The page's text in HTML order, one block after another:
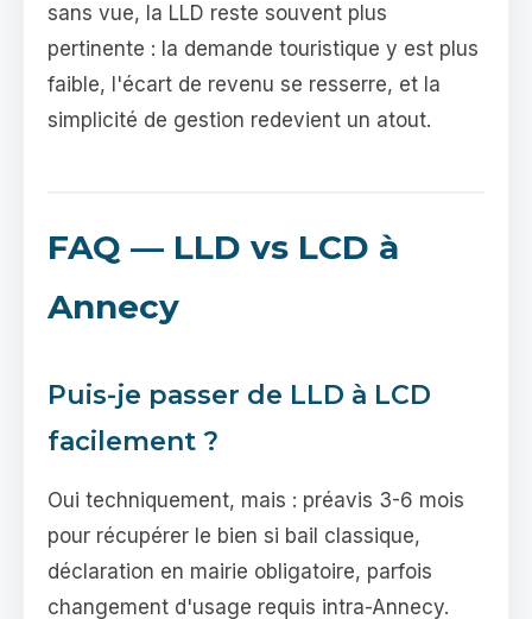
sans vue, la LLD reste souvent plus
pertinente : la demande touristique y est plus
faible, l'écart de revenu se resserre, et la
simplicité de gestion redevient un atout.
FAQ — LLD vs LCD à
Annecy
Puis-je passer de LLD à LCD
facilement ?
Oui techniquement, mais : préavis 3-6 mois
pour récupérer le bien si bail classique,
déclaration en mairie obligatoire, parfois
changement d'usage requis intra-Annecy.